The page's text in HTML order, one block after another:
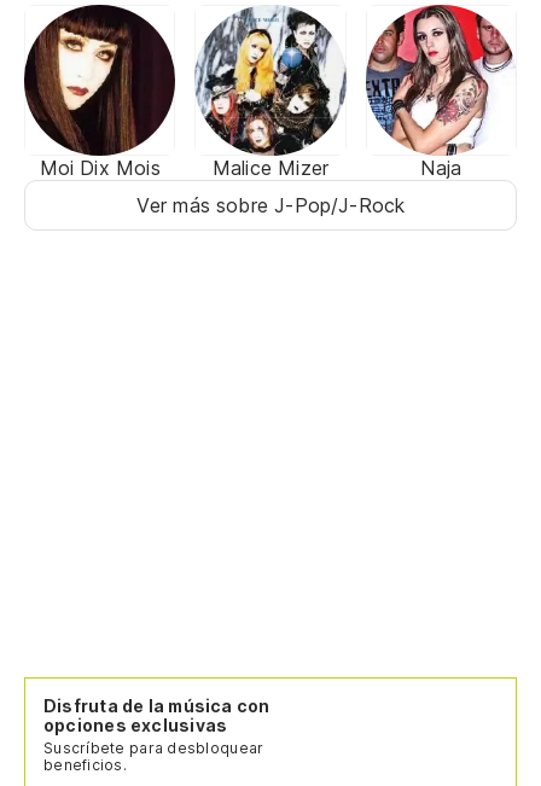
Moi Dix Mois Malice Mizer
Naja
Ver más sobre J-Pop/J-Rock
Disfruta de la música con
opciones exclusivas
Suscríbete para desbloquear
beneficios.